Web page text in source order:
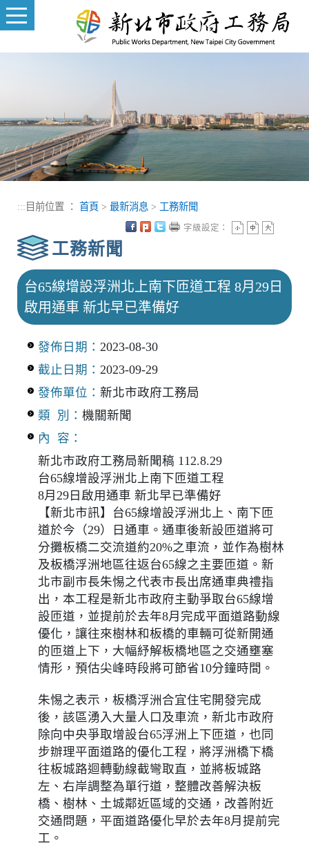
進入內容區塊
::: 目前位置 ： 首頁 > 最新消息 > 工務新聞
工務新聞
字級設定：
台65線增設浮洲北上南下匝道工程 8月29日
啟用通車 新北早已準備好
發佈日期： 2023-08-30
截止日期： 2023-09-29
發佈單位： 新北市政府工務局
類 別： 機關新聞
內 容：
新北市政府工務局新聞稿 112.8.29
台65線增設浮洲北上南下匝道工程
8月29日啟用通車 新北早已準備好
【新北市訊】台65線增設浮洲北上、南下匝
道於今（29）日通車。通車後新設匝道將可
分攤板橋二交流道約20%之車流，並作為樹林
及板橋浮洲地區往返台65線之主要匝道。新
北市副市長朱惕之代表市長出席通車典禮指
出，本工程是新北市政府主動爭取台65線增
設匝道，並提前於去年8月完成平面道路動線
優化，讓往來樹林和板橋的車輛可從新開通
的匝道上下，大幅紓解板橋地區之交通壅塞
情形，預估尖峰時段將可節省10分鐘時間。
朱惕之表示，板橋浮洲合宜住宅開發完成
後，該區湧入大量人口及車流，新北市政府
除向中央爭取增設台65浮洲上下匝道，也同
步辦理平面道路的優化工程，將浮洲橋下橋
往板城路迴轉動線截彎取直，並將板城路
左、右岸調整為單行道，整體改善解決板
橋、樹林、土城鄰近區域的交通，改善附近
交通問題，平面道路優化早於去年8月提前完
工。